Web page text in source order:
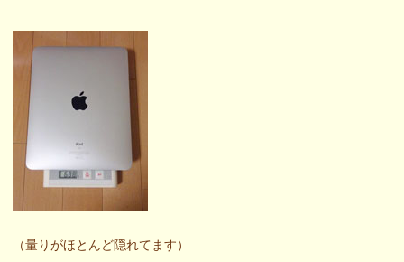
（量りがほとんど隠れてます）